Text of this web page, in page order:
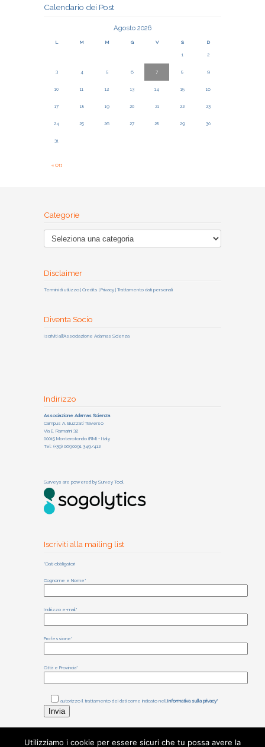
Calendario dei Post
Agosto 2026
L M M G V S D
1 2
3 4 5 6 7 8 9
10 11 12 13 14 15 16
17 18 19 20 21 22 23
24 25 26 27 28 29 30
31
« Ott
Categorie
Disclaimer
Termini di utilizzo | Credits | Privacy | Trattamento dati personali
Diventa Socio
Iscriviti all'Associazione Adamas Scienza
Indirizzo
Associazione Adamas Scienza
Campus A. Buzzati Traverso
Via E. Ramarini 32
00015 Monterotondo (RM) - Italy
Tel: (+39) 0690091 349/412
Surveys are powered by Survey Tool
Iscriviti alla mailing list
*Dati obbligatori
Cognome e Nome*
Indirizzo e-mail*
Professione*
Città e Provincia*
autorizzo il trattamento dei dati come indicato nell'Informativa sulla privacy*
Utilizziamo i cookie per essere sicuri che tu possa avere la